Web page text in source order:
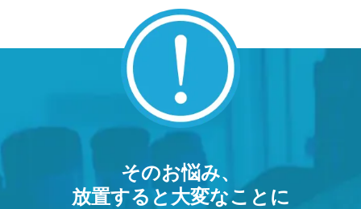
そのお悩み、
放置すると大変なことに